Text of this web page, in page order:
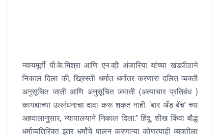
न्यायमूर्ती पी.के.मिश्रा आणि एन.व्ही अंजारिया यांच्या खंडपीठाने
निकाल दिला की, ख्रिस्ती धर्मात धर्मांतर करणारा दलित व्यक्ती
अनुसूचित जाती आणि अनुसूचित जमाती (अत्याचार प्रतिबंध )
कायद्याच्या उल्लंघनाचा दावा करू शकत नाही. ‘बार अँड बेंच’ च्या
अहवालानुसार, न्यायालयाने निकाल दिला.” हिंदू, शीख किंवा बौद्ध
धर्माव्यतिरिक्त इतर धर्मांचे पालन करणाऱ्या कोणत्याही व्यक्तीला